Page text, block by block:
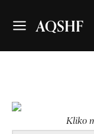
AQSHF
Kliko